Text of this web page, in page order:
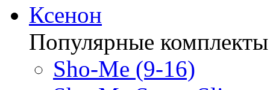
Ксенон
Популярные комплекты
Sho-Me (9-16)